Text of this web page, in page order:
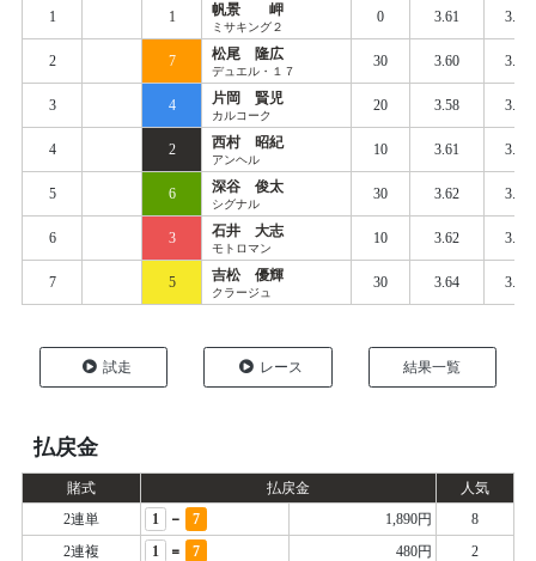
1 1 帆景 岬
ミサキング２
0 3.61 3.652
2 7 松尾 隆広
デュエル・１７
30 3.60 3.649
3 4 片岡 賢児
カルコーク
20 3.58 3.670
4 2 西村 昭紀
アンヘル
10 3.61 3.688
5 6 深谷 俊太
シグナル
30 3.62 3.674
6 3 石井 大志
モトロマン
10 3.62 3.711
7 5 吉松 優輝
クラージュ
30 3.64 3.696
試走 レース 結果一覧
払戻金
賭式 払戻金
人気
2連単
1 - 7 1,890円
8
2連複
1 = 7 480円
2